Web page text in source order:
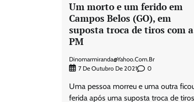
Um morto e um ferido em
Campos Belos (GO), em
suposta troca de tiros com a
PM
Dinomarmiranda@yahoo.com.br
7 De Outubro De 2021
0
Uma pessoa morreu e uma outra
ferida após uma suposta troca de